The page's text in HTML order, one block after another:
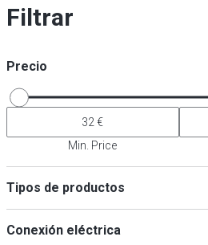
Filtrar
Precio
Min. Price
Tipos de productos
Accesorios para electrodomésticos
Conexión eléctrica